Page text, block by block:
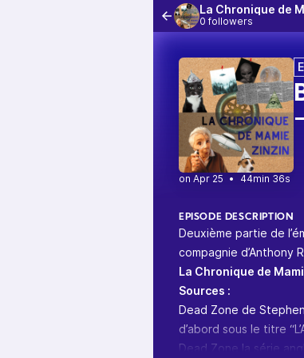
La Chronique de
0 followers
• 44min 36s
EPISODE DESCRIPTION
Deuxième partie de
compagnie d’Anthony
La Chronique de
Sources :
Dead Zone de
d’abord sous le titre
Dead Zone la série